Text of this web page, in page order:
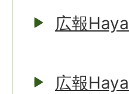
広報
広報